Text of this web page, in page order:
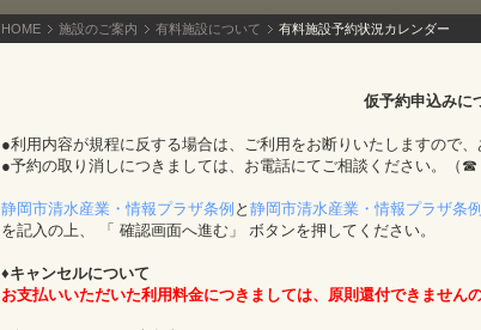
HOME 施設のご案内 有料施設について 有料施設予約状況カレンダー
仮予約申込みに
●利用内容が規程に反する場合は、ご利用をお断りいたしますので、
●予約の取り消しにつきましては、お電話にてご相談ください。（☎
静岡市清水産業・情報プラザ条例 と 静岡市清水産業・情報プラザ条
を記入の上、 「 確認画面へ進む」 ボタンを押してください。
♦キャンセルについて
お支払いいただいた利用料金につきましては、原則還付できません